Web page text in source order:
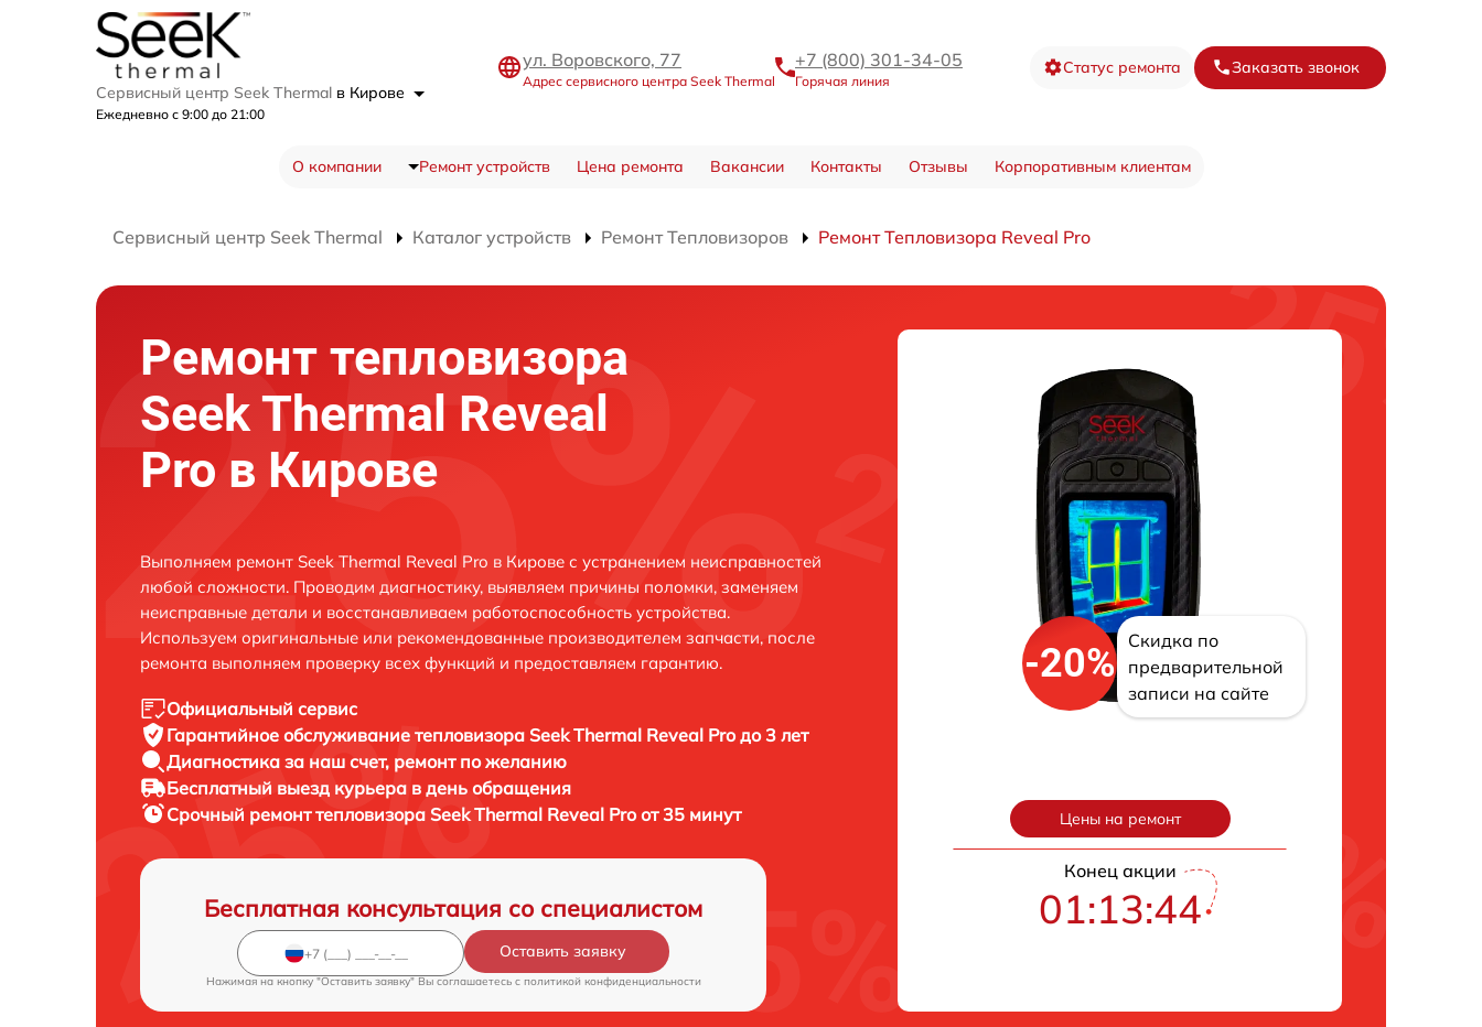
Сервисный центр Seek Thermal в Кирове
Ежедневно с 9:00 до 21:00
ул. Воровского, 77
Адрес сервисного центра Seek Thermal
+7 (800) 301-34-05
Горячая линия
Статус ремонта Заказать звонок
О компании Ремонт устройств Цена ремонта Вакансии Контакты Отзывы Корпоративным клиентам
Сервисный центр Seek Thermal Каталог устройств Ремонт Тепловизоров Ремонт Тепловизора Reveal Pro
Ремонт тепловизора
Seek Thermal Reveal
Pro в Кирове
Выполняем ремонт Seek Thermal Reveal Pro в Кирове с устранением неисправностей
любой сложности. Проводим диагностику, выявляем причины поломки, заменяем
неисправные детали и восстанавливаем работоспособность устройства.
Используем оригинальные или рекомендованные производителем запчасти, после
ремонта выполняем проверку всех функций и предоставляем гарантию.
Официальный сервис
Гарантийное обслуживание тепловизора Seek Thermal Reveal Pro до 3 лет
Диагностика за наш счет, ремонт по желанию
Бесплатный выезд курьера в день обращения
Срочный ремонттепловизора Seek Thermal Reveal Pro от 35 минут
Бесплатная консультация со специалистом
Оставить заявку
Нажимая на кнопку "Оставить заявку" Вы соглашаетесь c политикой конфиденциальности
-20%
Скидка по
предварительной
записи на сайте
Цены на ремонт
Конец акции
01:13:43